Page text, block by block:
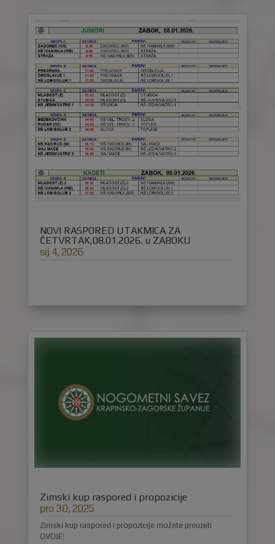
NOVI RASPORED UTAKMICA ZA
ČETVRTAK,08.01.2026. u ZABOKU
sij 4, 2026
Zimski kup raspored i propozicije
pro 30, 2025
Zimski kup raspored i propozicije možete preuzeti
OVDJE!